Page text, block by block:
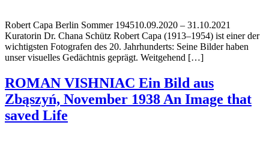
Robert Capa Berlin Sommer 194510.09.2020 – 31.10.2021
Kuratorin Dr. Chana Schütz Robert Capa (1913–1954) ist einer der
wichtigsten Fotografen des 20. Jahrhunderts: Seine Bilder haben
unser visuelles Gedächtnis geprägt. Weitgehend […]
ROMAN VISHNIAC Ein Bild aus
Zbąszyń, November 1938 An Image that
saved Life